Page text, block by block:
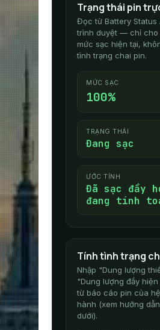
Trạng thái pin
Đọc từ Battery Status
trình duyệt — chỉ cho
mức sạc hiện tại,
tình trạng chai pin.
MỨC SẠC
100%
TRẠNG THÁI
Đang sạc
ƯỚC TÍNH
Đã sạc đầy
đang tính
Tính tình trạng
Nhập "Dung lượng
"Dung lượng đầy
từ báo cáo pin của
hành (xem hướng
dưới).